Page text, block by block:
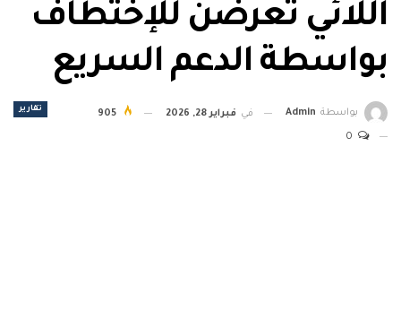
اللائي تعرضن للإختطاف
بواسطة الدعم السريع
تقارير بواسطة Admin في فبراير 28, 2026 905